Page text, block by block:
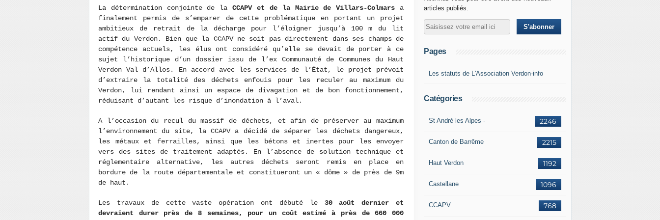
La détermination conjointe de laCCAPV et de la Mairie de Villars-Colmars a
finalement permis de s’emparer de cette problématique en portant un projet
ambitieux de retrait de la décharge pour l’éloigner jusqu’à 100 m du lit
actif du Verdon. Bien que la CCAPV ne soit pas directement dans ses champs de
compétence actuels, les élus ont considéré qu’elle se devait de porter à ce
sujet l’historique d’un dossier issu de l’ex Communauté de Communes du Haut
Verdon Val d’Allos. En accord avec les services de l’État, le projet prévoit
d’extraire la totalité des déchets enfouis pour les reculer au maximum du
Verdon, lui rendant ainsi un espace de divagation et de bon fonctionnement,
réduisant d’autant les risque d’inondation à l’aval.
A l’occasion du recul du massif de déchets, et afin de préserver au maximum
l’environnement du site, la CCAPV a décidé de séparer les déchets dangereux,
les métaux et ferrailles, ainsi que les bétons et inertes pour les envoyer
vers des sites de traitement adaptés. En l’absence de solution technique et
réglementaire alternative, les autres déchets seront remis en place en
bordure de la route départementale et constitueront un « dôme » de près de 9m
de haut.
Les travaux de cette vaste opération ont débuté le 30 août dernier et
devraient durer près de 8 semaines, pour un coût estimé à près de 660 000
articles publiés.
Pages
Les statuts de L'Association Verdon-info
Catégories
2246
St André les Alpes -
2215
Canton de Barrême
1192
Haut Verdon
1096
Castellane
768
CCAPV